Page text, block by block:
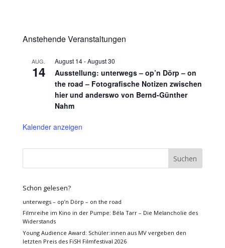
Anstehende Veranstaltungen
AUG.
14
August 14-August 30
Ausstellung: unterwegs – op’n Dörp – on
the road – Fotografische Notizen zwischen
hier und anderswo von Bernd-Günther
Nahm
Kalender anzeigen
Schon gelesen?
unterwegs – op’n Dörp – on the road
Filmreihe im Kino in der Pumpe: Béla Tarr – Die Melancholie des
Widerstands
Young Audience Award: Schüler:innen aus MV vergeben den
letzten Preis des FiSH Filmfestival 2026